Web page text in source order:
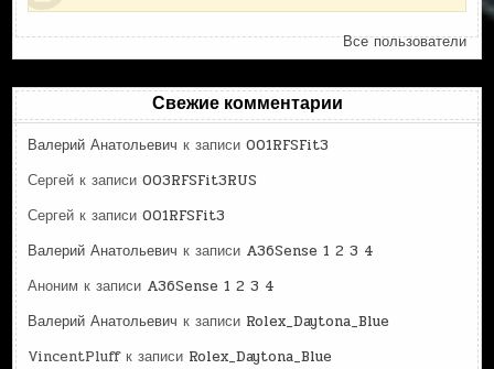
Все пользователи
Свежие комментарии
Валерий Анатольевич к записи001RFSFit3
Сергей к записи003RFSFit3RUS
Сергей к записи001RFSFit3
Валерий Анатольевич к записи A36Sense 1 2 3 4
Аноним к записи A36Sense 1 2 3 4
Валерий Анатольевич к записи Rolex_Daytona_Blue
VincentPluffк записи Rolex_Daytona_Blue